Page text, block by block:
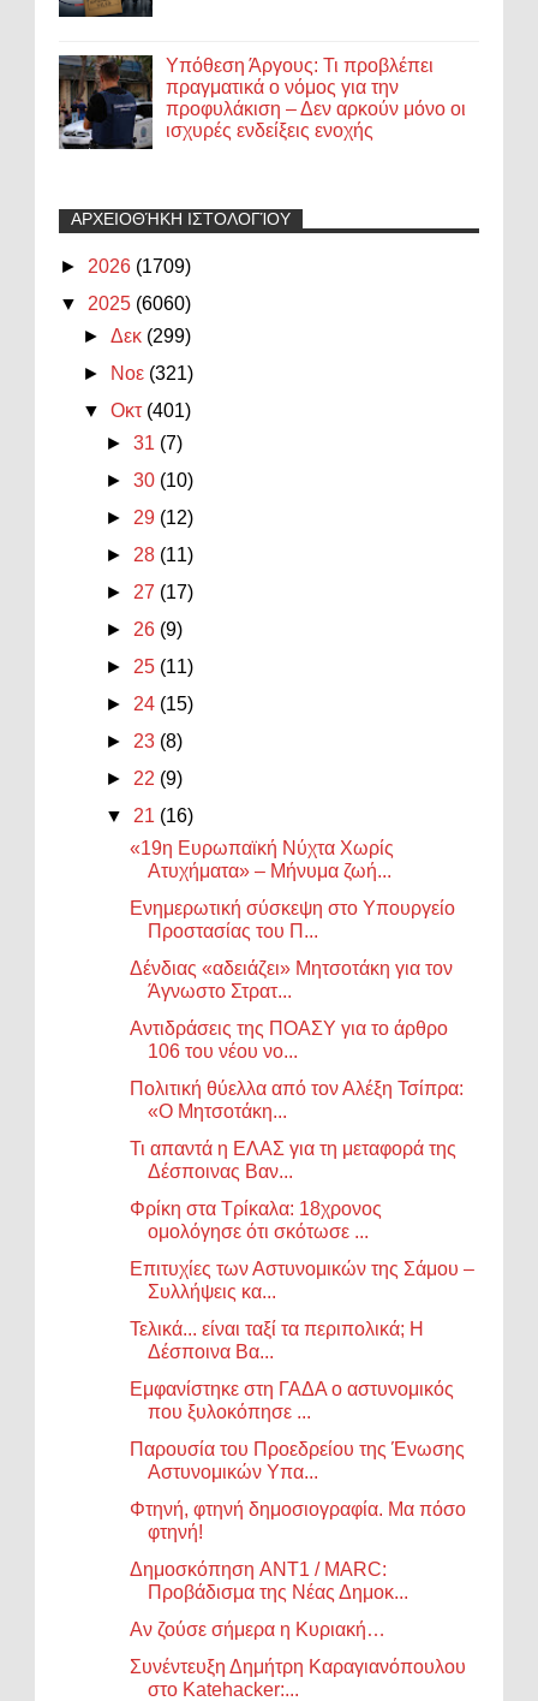
Υπόθεση Άργους: Τι προβλέπει
πραγματικά ο νόμος για την
προφυλάκιση – Δεν αρκούν μόνο οι
ισχυρές ενδείξεις ενοχής
ΑΡΧΕΙΟΘΉΚΗ ΙΣΤΟΛΟΓΊΟΥ
► 2026 (1709)
▼ 2025 (6060)
►Δεκ (299)
►
Νοε (321)
▼Οκτ (401)
►31 (7)
►30 (10)
► 29 (12)
► 28 (11)
► 27 (17)
► 26 (9)
► 25 (11)
► 24 (15)
► 23 (8)
► 22 (9)
▼ 21 (16)
«19η Ευρωπαϊκή Νύχτα Χωρίς
Ατυχήματα» – Μήνυμα ζωή...
Ενημερωτική σύσκεψη στο Υπουργείο
Προστασίας του Π...
Δένδιας «αδειάζει» Μητσοτάκη για τον
Άγνωστο Στρατ...
Αντιδράσεις της ΠΟΑΣΥ για το άρθρο
106 του νέου νο...
Πολιτική θύελλα από τον Αλέξη Τσίπρα:
«Ο Μητσοτάκη...
Τι απαντά η ΕΛΑΣ για τη μεταφορά της
Δέσποινας Βαν...
Φρίκη στα Τρίκαλα: 18χρονος
ομολόγησε ότι σκότωσε ...
Επιτυχίες των Αστυνομικών της Σάμου –
Συλλήψεις κα...
Τελικά... είναι ταξί τα περιπολικά; Η
Δέσποινα Βα...
Εμφανίστηκε στη ΓΑΔΑ ο αστυνομικός
που ξυλοκόπησε ...
Παρουσία του Προεδρείου της Ένωσης
Αστυνομικών Υπα...
Φτηνή, φτηνή δημοσιογραφία. Μα πόσο
φτηνή!
Δημοσκόπηση ANT1 / MARC:
Προβάδισμα της Νέας Δημοκ...
Αν ζούσε σήμερα η Κυριακή…
Συνέντευξη Δημήτρη Καραγιανόπουλου
στο Katehacker:...